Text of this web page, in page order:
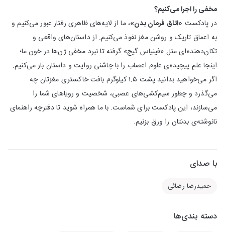
مخفی را اجرا می‌کنیم؟
در پادکست «اتاق فرمان بدن»، ما از لایه‌های ظاهری رفتار عبور می‌کنیم و
به اعماق تاریک و روشن مغز نفوذ می‌کنیم. از داستان‌های واقعی و
تکان‌دهنده‌ای مثل «فینیاس گیج» گرفته تا نبرد مخفی ژن‌ها در خون ما؛
اینجا علمِ پیچیده‌ی علوم اعصاب را با چاشنی روایت و داستان باز می‌کنیم.
اگر می‌خواهید بدانید پشت ۱.۵ کیلوگرم بافت خاکستری مغزتان چه
می‌گذرد و چطور سیم‌کشی‌های عصبی، شخصیت و رویاهای شما را
می‌سازند، این پادکست برای شماست. با ما همراه شوید تا دفترچه راهنمای
نانوشته‌ی بدنتان را ورق بزنیم.
با صدای
حمیدرضا رضائی
دسته بندی‌ها